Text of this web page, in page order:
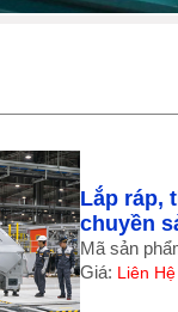
Lắp ráp,
chuyền
Mã sản
Giá: Liên Hệ